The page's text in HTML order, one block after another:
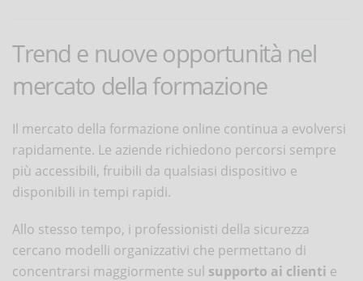
Trend e nuove opportunità nel
mercato della formazione
Il mercato della formazione online continua a evolversi
rapidamente. Le aziende richiedono percorsi sempre
più accessibili, fruibili da qualsiasi dispositivo e
disponibili in tempi rapidi.
Allo stesso tempo, i professionisti della sicurezza
cercano modelli organizzativi che permettano di
concentrarsi maggiormente sul supporto ai clienti e